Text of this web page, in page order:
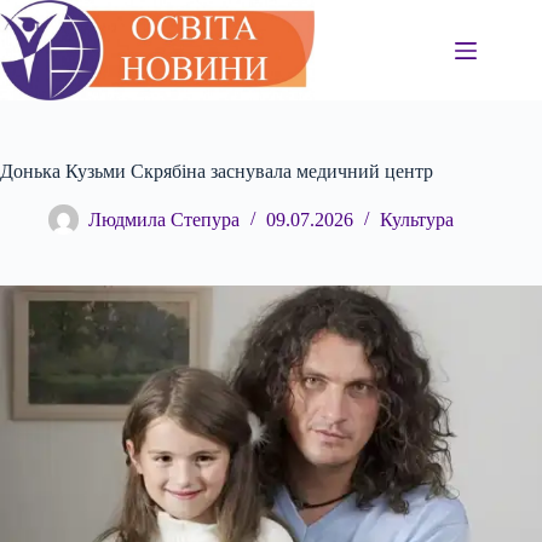
Перейти
до
вмісту
Донька Кузьми Скрябіна заснувала медичний центр
Людмила Степура 09.07.2026 Культура